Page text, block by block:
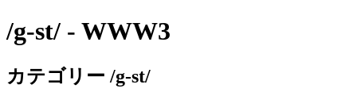
/g-st/ - WWW3
カテゴリー /g-st/